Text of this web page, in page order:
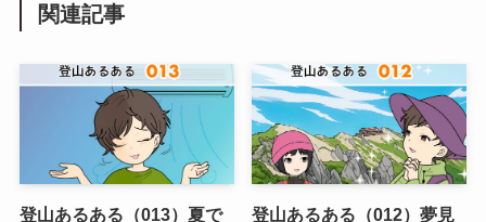
関連記事
登山あるある（013）夏で 登山あるある（012）夢見